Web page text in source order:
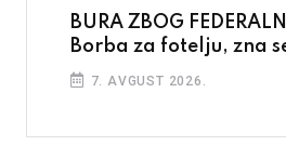
BURA ZBOG
Borba za fotelju, zna
7. AVGUST 2026.